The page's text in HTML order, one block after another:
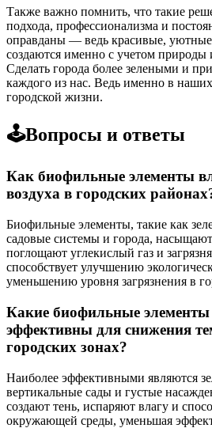
Также важно помнить, что такие
подхода, профессионализма и
оправданы — ведь красивые, уютные
создаются именно с учетом природы
Сделать города более зелеными и
каждого из нас. Ведь именно в
городской жизни.
🕹️Вопросы и ответы
Как биофильные элементы
воздуха в городских
Биофильные элементы, такие как
садовые системы и города,
поглощают углекислый газ и
способствует улучшению
уменьшению уровня загрязнения в
Какие биофильные элементы
эффективны для снижения
городских зонах?
Наиболее эффективными являются
вертикальные сады и густые
создают тень, испаряют влагу и
окружающей среды, уменьшая